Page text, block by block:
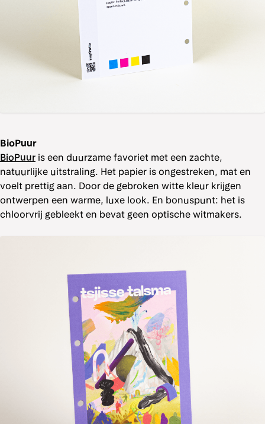
BioPuur
BioPuur is een duurzame favoriet met een zachte,
natuurlijke uitstraling. Het papier is ongestreken, mat en
voelt prettig aan. Door de gebroken witte kleur krijgen
ontwerpen een warme, luxe look. En bonuspunt: het is
chloorvrij gebleekt en bevat geen optische witmakers.